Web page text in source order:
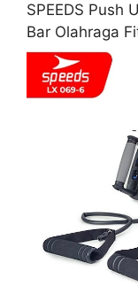
SPEEDS Push
Bar Olahraga